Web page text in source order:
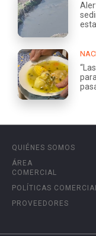
QUIÉNES SOMOS
ÁREA
COMERCIAL
POLÍTICAS
PROVEEDORES